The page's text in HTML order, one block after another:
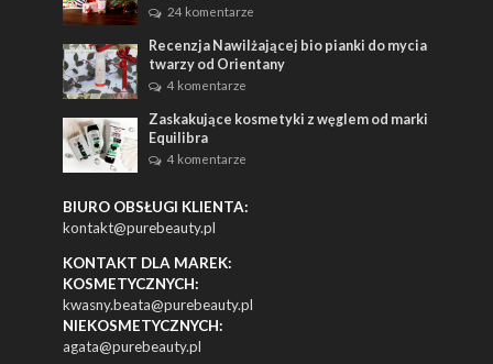
24 komentarze
Recenzja Nawilżającej bio pianki do mycia
twarzy od Orientany
4 komentarze
Zaskakujące kosmetyki z węglem od marki
Equilibra
4 komentarze
BIURO OBSŁUGI KLIENTA:
kontakt@purebeauty.pl
KONTAKT DLA MAREK:
KOSMETYCZNYCH:
kwasny.beata@purebeauty.pl
NIEKOSMETYCZNYCH:
agata@purebeauty.pl